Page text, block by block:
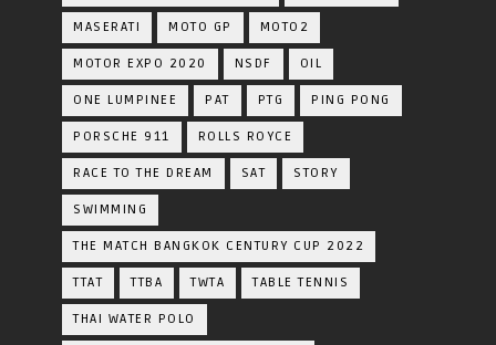
MASERATI MOTO GP MOTO2
MOTOR EXPO 2020 NSDF OIL
ONE LUMPINEE PAT PTG PING PONG
PORSCHE 911 ROLLS ROYCE
RACE TO THE DREAM SAT STORY
SWIMMING
THE MATCH BANGKOK CENTURY CUP 2022
TTAT TTBA TWTA TABLE TENNIS
THAI WATER POLO